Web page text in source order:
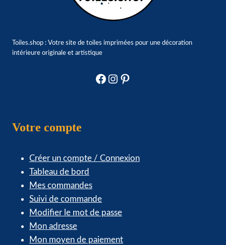
Toiles.shop : Votre site de toiles imprimées pour une décoration
intérieure originale et artistique
Facebook
Instagram
Pinterest
Votre compte
Créer un compte / Connexion
Tableau de bord
Mes commandes
Suivi de commande
Modifier le mot de passe
Mon adresse
Mon moyen de paiement